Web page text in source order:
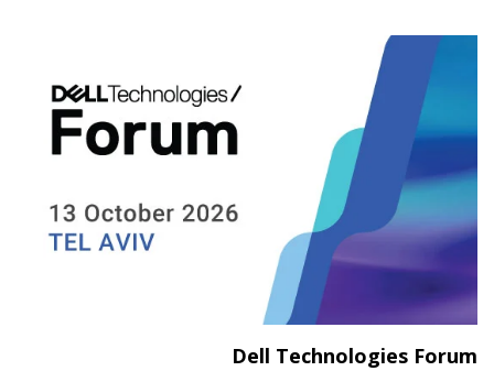
Dell Technologies Forum